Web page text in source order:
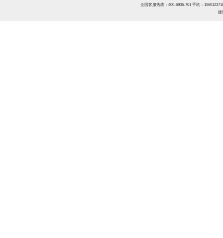
全国客服热线：400-6906-701 手机：
建